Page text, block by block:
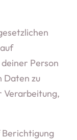
Person
Daten zu
Verarbeitung,
Berichtigung